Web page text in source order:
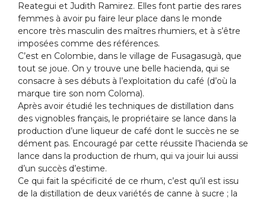
Reategui et Judith Ramirez. Elles font partie des rares
femmes à avoir pu faire leur place dans le monde
encore très masculin des maîtres rhumiers, et à s’être
imposées comme des références.
C’est en Colombie, dans le village de Fusagasugà, que
tout se joue. On y trouve une belle hacienda, qui se
consacre à ses débuts à l’exploitation du café (d’où la
marque tire son nom Coloma).
Après avoir étudié les techniques de distillation dans
des vignobles français, le propriétaire se lance dans la
production d’une liqueur de café dont le succès ne se
dément pas. Encouragé par cette réussite l’hacienda se
lance dans la production de rhum, qui va jouir lui aussi
d’un succès d’estime.
Ce qui fait la spécificité de ce rhum, c’est qu’il est issu
de la distillation de deux variétés de canne à sucre ; la